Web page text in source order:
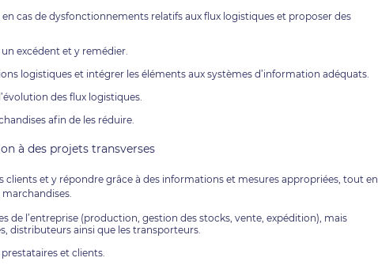
cas de dysfonctionnements relatifs aux flux logistiques et proposer des
excédent et y remédier.
logistiques et intégrer les éléments aux systèmes d’information adéquats.
des flux logistiques.
afin de les réduire.
à des projets transverses
clients et y répondre grâce à des informations et mesures appropriées, tout en
de l’entreprise (production, gestion des stocks, vente, expédition), mais
distributeurs ainsi que les transporteurs.
et clients.